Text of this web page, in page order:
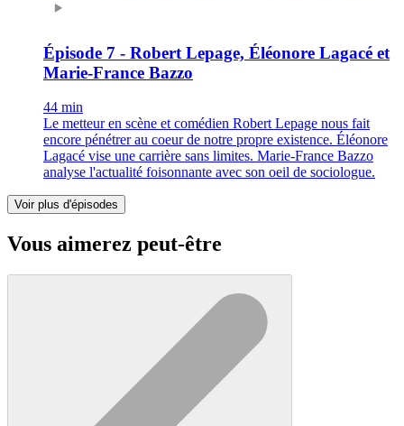
Épisode 7 - Robert Lepage, Éléonore Lagacé et
Marie-France Bazzo
44 min
Le metteur en scène et comédien Robert Lepage nous fait
encore pénétrer au coeur de notre propre existence. Éléonore
Lagacé vise une carrière sans limites. Marie-France Bazzo
analyse l'actualité foisonnante avec son oeil de sociologue.
Voir plus d'épisodes
Vous aimerez peut-être